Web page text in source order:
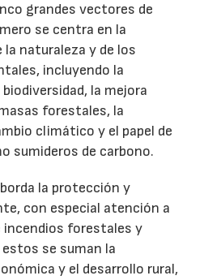
grandes vectores de
se centra en la
la naturaleza y de los
incluyendo la
la mejora
forestales, la
climático y el papel de
sumideros de carbono.
la protección y
con especial atención a
incendios forestales y
se suman la
y el desarrollo rural,